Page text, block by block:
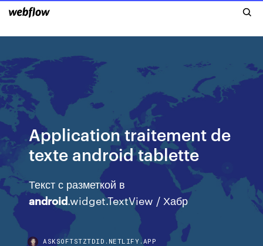
Application traitement de
texte android tablette
Текст с разметкой в
android.widget.TextView / Хабр
ASKSOFTSTZTDID.NETLIFY.APP